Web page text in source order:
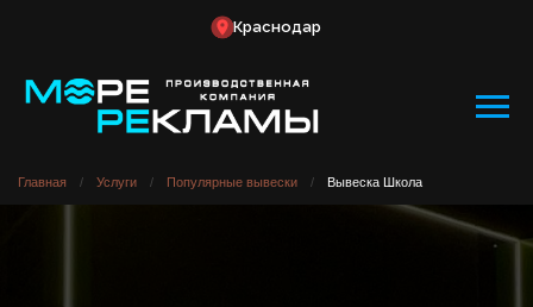
Краснодар
Главная / Услуги / Популярные вывески / Вывеска Школа